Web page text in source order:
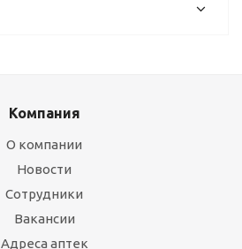
Компания
О компании
Новости
Сотрудники
Вакансии
Адреса аптек